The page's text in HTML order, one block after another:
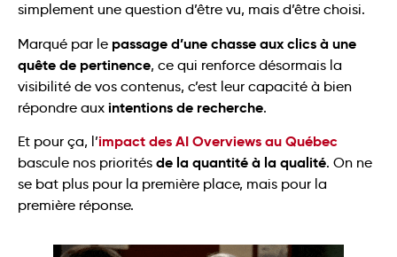
simplement une question d’être vu, mais d’être choisi.
Marqué par le passage d’une chasse aux clics à une
quête de pertinence, ce qui renforce désormais la
visibilité de vos contenus, c’est leur capacité à bien
répondre aux intentions de recherche.
Et pour ça, l’impact des AI Overviews au Québec
bascule nos priorités de la quantité à la qualité. On ne
se bat plus pour la première place, mais pour la
première réponse.